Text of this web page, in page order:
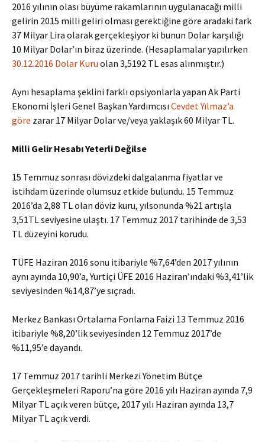
2016 yılının olası büyüme rakamlarının uygulanacağı milli
gelirin 2015 milli geliri olması gerektiğine göre aradaki fark
37 Milyar Lira olarak gerçekleşiyor ki bunun Dolar karşılığı
10 Milyar Dolar’ın biraz üzerinde. (Hesaplamalar yapılırken
30.12.2016 Dolar Kuru olan 3,5192 TL esas alınmıştır.)
Aynı hesaplama şeklini farklı opsiyonlarla yapan Ak Parti
Ekonomi İşleri Genel Başkan Yardımcısı Cevdet Yılmaz’a
göre zarar 17 Milyar Dolar ve/veya yaklaşık 60 Milyar TL.
Milli Gelir Hesabı Yeterli Değilse
15 Temmuz sonrası dövizdeki dalgalanma fiyatlar ve
istihdam üzerinde olumsuz etkide bulundu. 15 Temmuz
2016’da 2,88 TL olan döviz kuru, yılsonunda %21 artışla
3,51TL seviyesine ulaştı. 17 Temmuz 2017 tarihinde de 3,53
TL düzeyini korudu.
TÜFE Haziran 2016 sonu itibariyle %7,64’den 2017 yılının
aynı ayında 10,90’a, Yurtiçi ÜFE 2016 Haziran’ındaki %3,41’lik
seviyesinden %14,87’ye sıçradı.
Merkez Bankası Ortalama Fonlama Faizi 13 Temmuz 2016
itibariyle %8,20’lik seviyesinden 12 Temmuz 2017’de
%11,95’e dayandı.
17 Temmuz 2017 tarihli Merkezi Yönetim Bütçe
Gerçekleşmeleri Raporu’na göre 2016 yılı Haziran ayında 7,9
Milyar TL açık veren bütçe, 2017 yılı Haziran ayında 13,7
Milyar TL açık verdi.